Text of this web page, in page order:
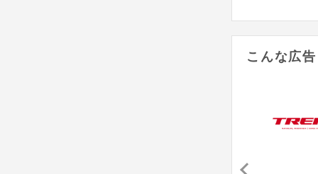
こんな広